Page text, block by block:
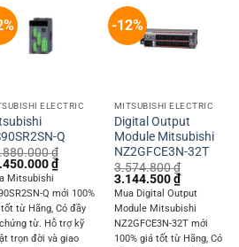
ELECTRIC
Q
₫
₫.
₫Current
price
is:
10.450.000 ₫.
Mitsubishi
Q mới 100%
từ Hãng, Có đầy
từ. Hỗ trợ kỹ
trọn đời và giao
-12%
MITSUBISHI ELECTRIC
Digital Output
Module Mitsubishi
NZ2GFCE3N-32T
3.574.800₫
Original
price
was:
3.574.800 ₫.
3.144.500₫Current
price
is:
3.144.500
Mua Digital Output
Module Mitsubishi
NZ2GFCE3N-32T mới
100% giá tốt từ Hãng, Có